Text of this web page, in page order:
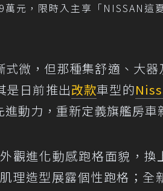
元，限時入主享「NISSAN這
式微，但那種集舒適、大器
是日前推出改款車型的
動力，重新定義旗艦房車
觀進化動感跑格面貌，換
理造型展露個性跑格；全